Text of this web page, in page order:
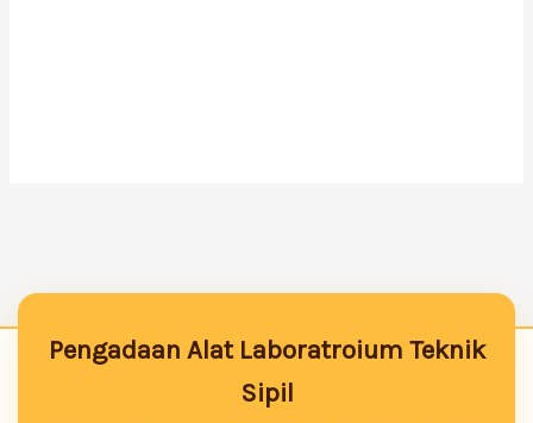
Pengadaan Alat Laboratroium Teknik
Sipil